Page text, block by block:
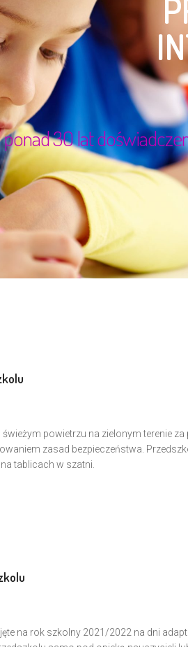
powietrzu na zielonym terenie
zasad bezpieczeństwa.
tablicach w szatni.
na rok szkolny 2021/2022 na dni